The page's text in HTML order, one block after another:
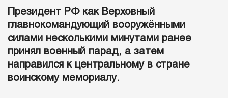
Президент РФ как Верховный
главнокомандующий вооружёнными
силами несколькими минутами ранее
принял военный парад, а затем
направился к центральному в стране
воинскому мемориалу.